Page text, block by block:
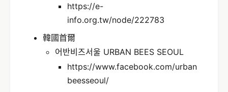
https://e-
info.org.tw/node/222783
韓國首爾
어반비즈서울 URBAN BEES SEOUL
https://www.facebook.com/urban
beesseoul/